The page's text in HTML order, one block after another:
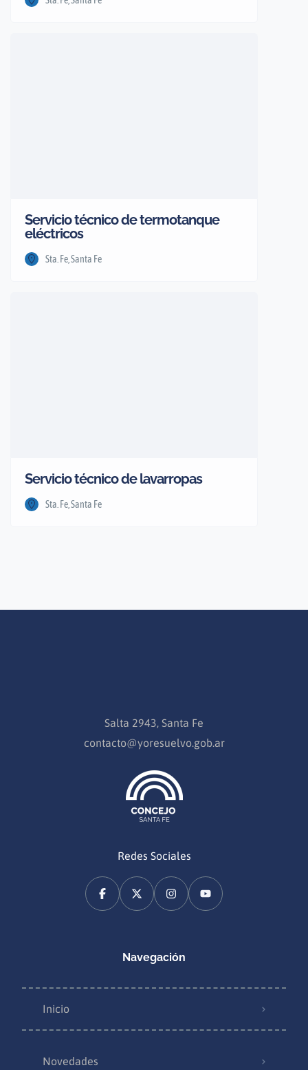
Servicio técnico de termotanque
eléctricos
Sta. Fe, Santa Fe
Servicio técnico de lavarropas
Sta. Fe, Santa Fe
Salta 2943, Santa Fe
contacto@yoresuelvo.gob.ar
Redes Sociales
Navegación
Inicio
Novedades